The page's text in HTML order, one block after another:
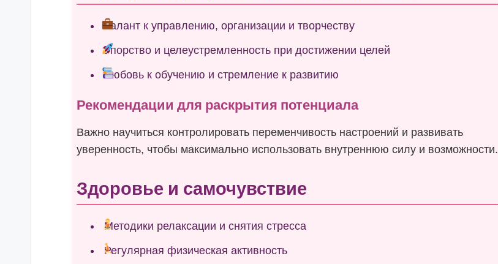
Талант к управлению, организации и творчеству
Упорство и целеустремленность при достижении целей
Любовь к обучению и стремление к развитию
Рекомендации для раскрытия потенциала
Важно научиться контролировать переменчивость настроений и развивать
уверенность, чтобы максимально использовать внутреннюю силу и возможности.
Здоровье и самочувствие
Методики релаксации и снятия стресса
Регулярная физическая активность